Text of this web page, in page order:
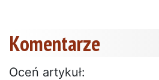
Komentarze
Oceń artykuł: